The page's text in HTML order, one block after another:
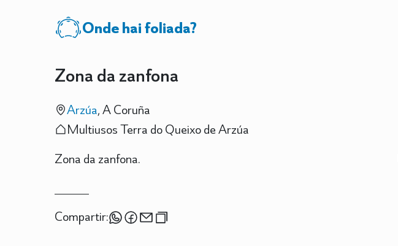
Onde hai foliada?
Zona da zanfona
Arzúa, A Coruña
Multiusos Terra do Queixo de Arzúa
Zona da zanfona.
Compartir: